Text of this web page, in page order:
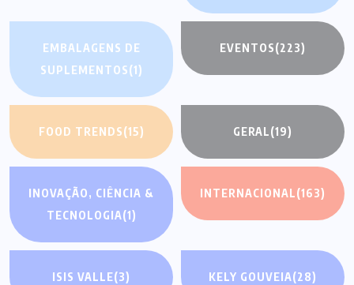
EMBALAGENS DE
SUPLEMENTOS(1)
EVENTOS(223)
FOOD TRENDS(15) GERAL(19)
INOVAÇÃO, CIÊNCIA &
TECNOLOGIA(1)
INTERNACIONAL(163)
ISIS VALLE(3) KELY GOUVEIA(28)